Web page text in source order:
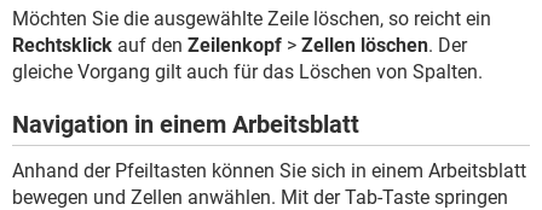
Möchten Sie die ausgewählte Zeile löschen, so reicht ein
Rechtsklick auf den Zeilenkopf > Zellen löschen. Der
gleiche Vorgang gilt auch für das Löschen von Spalten.
Navigation in einem Arbeitsblatt
Anhand der Pfeiltasten können Sie sich in einem Arbeitsblatt
bewegen und Zellen anwählen. Mit der Tab-Taste springen